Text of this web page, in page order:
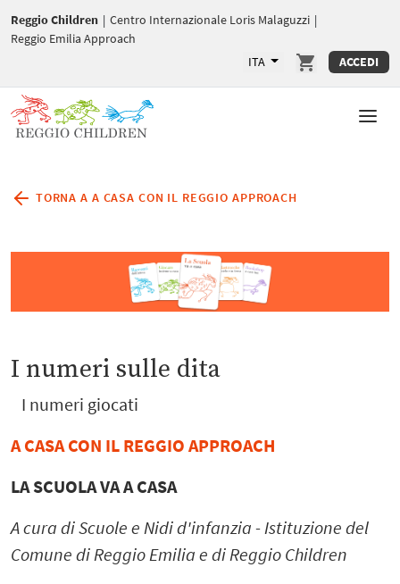
Reggio Children | Centro Internazionale Loris Malaguzzi |
Reggio Emilia Approach
ITA
ACCEDI
TORNA A A CASA CON IL REGGIO APPROACH
I numeri sulle dita
I numeri giocati
A CASA CON IL REGGIO APPROACH
LA SCUOLA VA A CASA
A cura di Scuole e Nidi d'infanzia - Istituzione del
Comune di Reggio Emilia e di Reggio Children